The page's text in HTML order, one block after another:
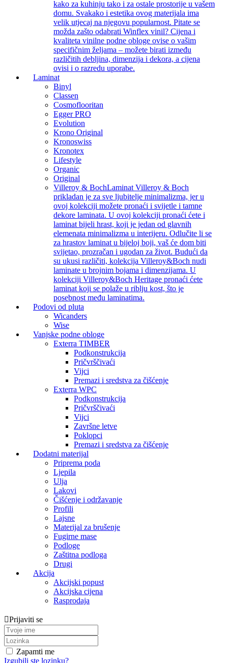
kako za kuhinju tako i za ostale prostorije u vašem
domu. Svakako i estetika ovog materijala ima
velik utjecaj na njegovu popularnost. Pitate se
možda zašto odabrati Winflex vinil? Cijena i
kvaliteta vinilne podne obloge ovise o vašim
specifičnim željama – možete birati između
različitih debljina, dimenzija i dekora, a cijena
ovisi i o razredu uporabe.
Laminat
Binyl
Classen
Cosmoflooritan
Egger PRO
Evolution
Krono Original
Kronoswiss
Kronotex
Lifestyle
Organic
Original
Villeroy & BochLaminat Villeroy & Boch
prikladan je za sve ljubitelje minimalizma, jer u
ovoj kolekciji možete pronaći i svijetle i tamne
dekore laminata. U ovoj kolekciji pronaći ćete i
laminat bijeli hrast, koji je jedan od glavnih
elemenata minimalizma u interijeru. Odlučite li se
za hrastov laminat u bijeloj boji, vaš će dom biti
svijetao, prozračan i ugodan za život. Budući da
su ukusi različiti, kolekcija Villeroy&Boch nudi
laminate u brojnim bojama i dimenzijama. U
kolekciji Villeroy&Boch Heritage pronaći ćete
laminat koji se polaže u riblju kost, što je
posebnost među laminatima.
Podovi od pluta
Wicanders
Wise
Vanjske podne obloge
Exterra TIMBER
Podkonstrukcija
Pričvrščivaći
Vijci
Premazi i sredstva za čišćenje
Exterra WPC
Podkonstrukcija
Pričvrščivaći
Vijci
Završne letve
Poklopci
Premazi i sredstva za čišćenje
Dodatni materijal
Priprema poda
Ljepila
Ulja
Lakovi
Čišćenje i održavanje
Profili
Lajsne
Materijal za brušenje
Fugirne mase
Podloge
Zaštitna podloga
Drugi
Akcija
Akcijski popust
Akcijska cijena
Rasprodaja
Prijaviti se
Zapamti me
Izgubili ste lozinku?